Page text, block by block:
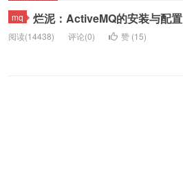
mq 烂泥：ActiveMQ的安装与配置
阅读(14438)
评论(0) 赞 (15)